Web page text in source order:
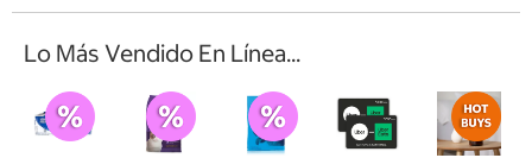
Lo Más Vendido En Línea...